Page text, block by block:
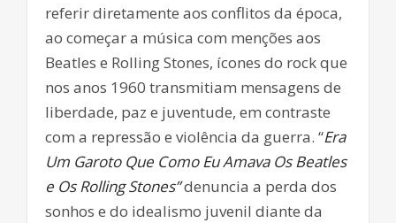
referir diretamente aos conflitos da época,
ao começar a música com menções aos
Beatles e Rolling Stones, ícones do rock que
nos anos 1960 transmitiam mensagens de
liberdade, paz e juventude, em contraste
com a repressão e violência da guerra. “Era
Um Garoto Que Como Eu Amava Os Beatles
e Os Rolling Stones”denuncia a perda dos
sonhos e do idealismo juvenil diante da